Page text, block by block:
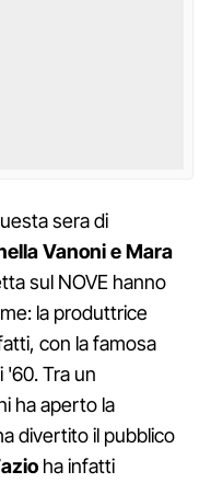
sera di
Vanoni e Mara
sul NOVE hanno
la produttrice
con la famosa
'60. Tra un
ha aperto la
divertito il pubblico
ha infatti